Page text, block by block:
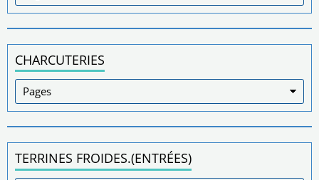
CHARCUTERIES
TERRINES FROIDES.(ENTRÉES)